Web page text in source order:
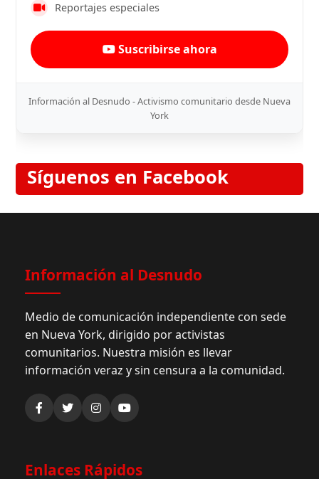
Reportajes especiales
Suscribirse ahora
Información al Desnudo - Activismo comunitario desde Nueva
York
Síguenos en Facebook
Información al Desnudo
Medio de comunicación independiente con sede
en Nueva York, dirigido por activistas
comunitarios. Nuestra misión es llevar
información veraz y sin censura a la comunidad.
Enlaces Rápidos